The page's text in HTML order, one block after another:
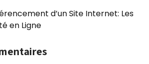
d’un Site Internet: Les
en Ligne